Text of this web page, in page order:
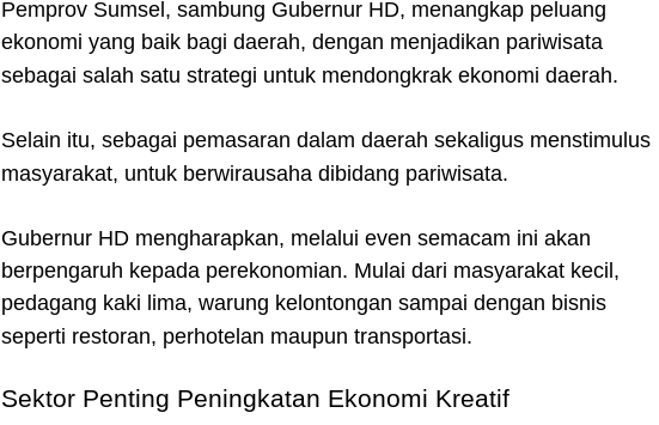
Pemprov Sumsel, sambung Gubernur HD, menangkap peluang
ekonomi yang baik bagi daerah, dengan menjadikan pariwisata
sebagai salah satu strategi untuk mendongkrak ekonomi daerah.
Selain itu, sebagai pemasaran dalam daerah sekaligus menstimulus
masyarakat, untuk berwirausaha dibidang pariwisata.
Gubernur HD mengharapkan, melalui even semacam ini akan
berpengaruh kepada perekonomian. Mulai dari masyarakat kecil,
pedagang kaki lima, warung kelontongan sampai dengan bisnis
seperti restoran, perhotelan maupun transportasi.
Sektor Penting Peningkatan Ekonomi Kreatif